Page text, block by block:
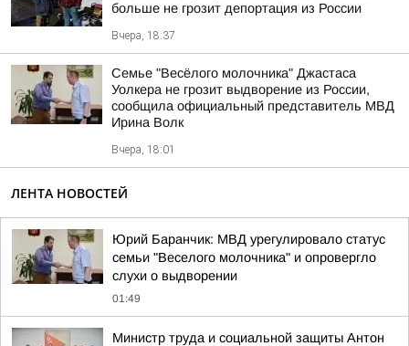
больше не грозит депортация из России
Вчера, 18:37
Семье "Весёлого молочника" Джастаса
Уолкера не грозит выдворение из России,
сообщила официальный представитель МВД
Ирина Волк
Вчера, 18:01
ЛЕНТА НОВОСТЕЙ
Юрий Баранчик: МВД урегулировало статус
семьи "Веселого молочника" и опровергло
слухи о выдворении
01:49
Министр труда и социальной защиты Антон